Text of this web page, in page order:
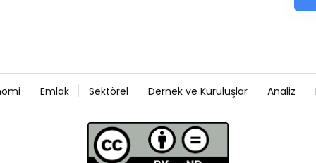
Emlak Sektörel Dernek ve Kuruluşlar Analiz